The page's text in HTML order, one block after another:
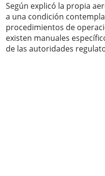
Según explicó la propia
a una condición
procedimientos de
existen manuales
de las autoridades